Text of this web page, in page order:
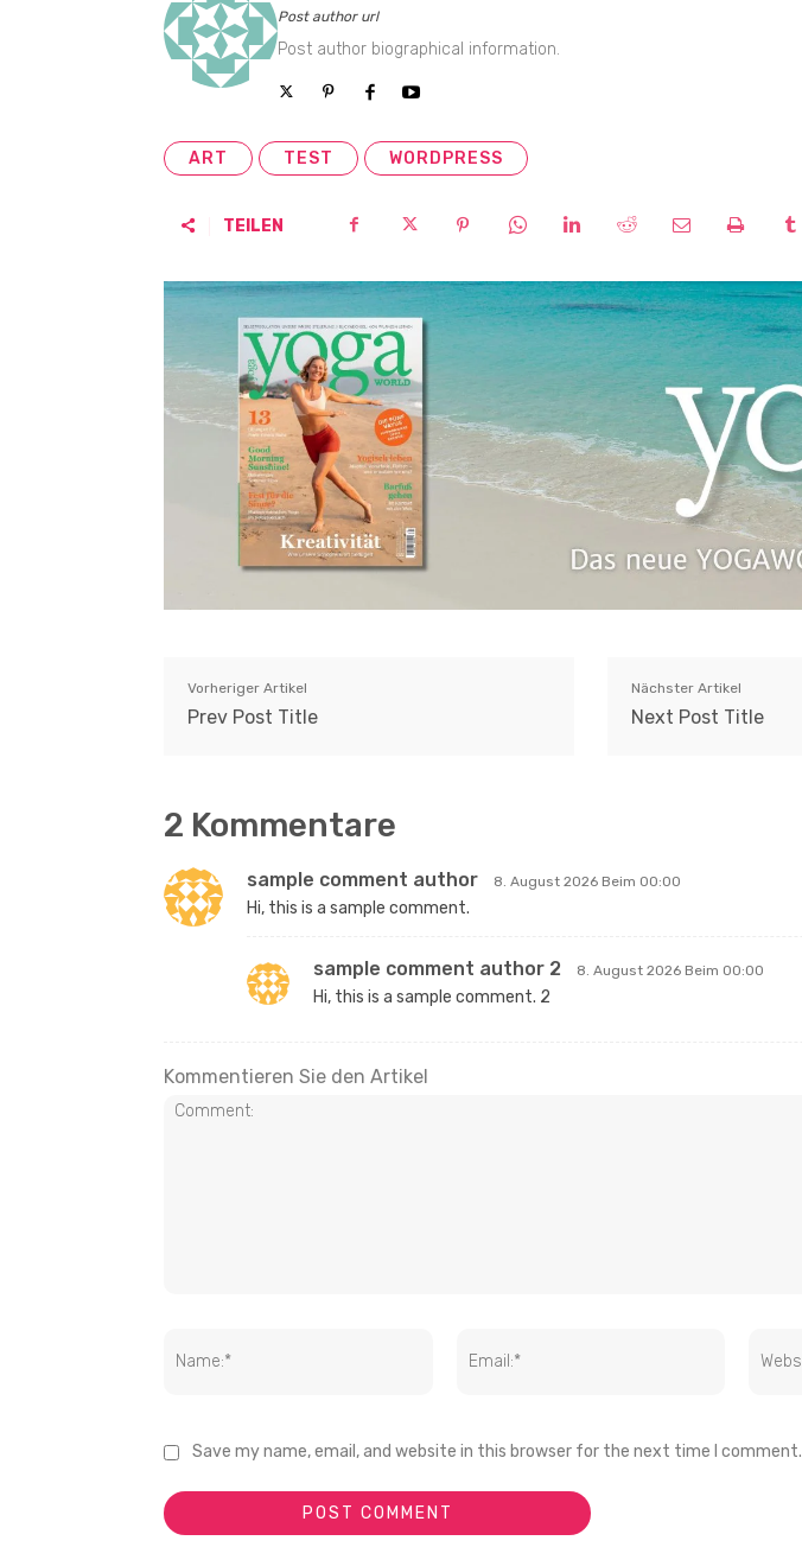
Post author url
Post author biographical information.
ART TEST WORDPRESS
TEILEN
Vorheriger Artikel
Prev Post Title
Nächster Artikel
Next Post Title
2 Kommentare
sample comment author 8. August 2026 Beim 00:00
Hi, this is a sample comment.
sample comment author 2 8. August 2026 Beim 00:00
Hi, this is a sample comment. 2
Kommentieren Sie den Artikel
Save my name, email, and website in this browser for the next time I comment.